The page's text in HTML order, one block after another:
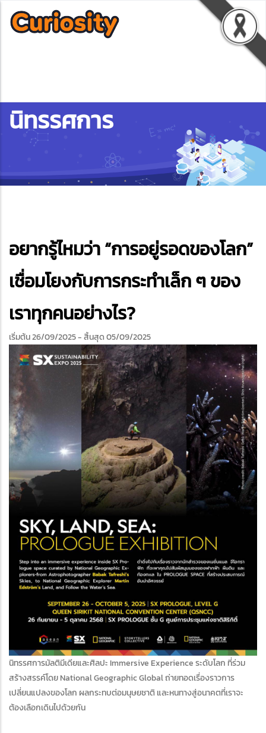
นิทรรศการ
อยากรู้ไหมว่า “การอยู่รอดของโลก”
เชื่อมโยงกับการกระทำเล็ก ๆ ของ
เราทุกคนอย่างไร?
เริ่มต้น 26/09/2025- สิ้นสุด 05/09/2025
นิทรรศการมัลติมีเดียและศิลปะ Immersive Experience ระดับโลก ที่ร่วม
สร้างสรรค์โดย National Geographic Global ถ่ายทอดเรื่องราวการ
เปลี่ยนแปลงของโลก ผลกระทบต่อมนุษยชาติ และหนทางสู่อนาคตที่เราจะ
ต้องเลือกเดินไปด้วยกัน